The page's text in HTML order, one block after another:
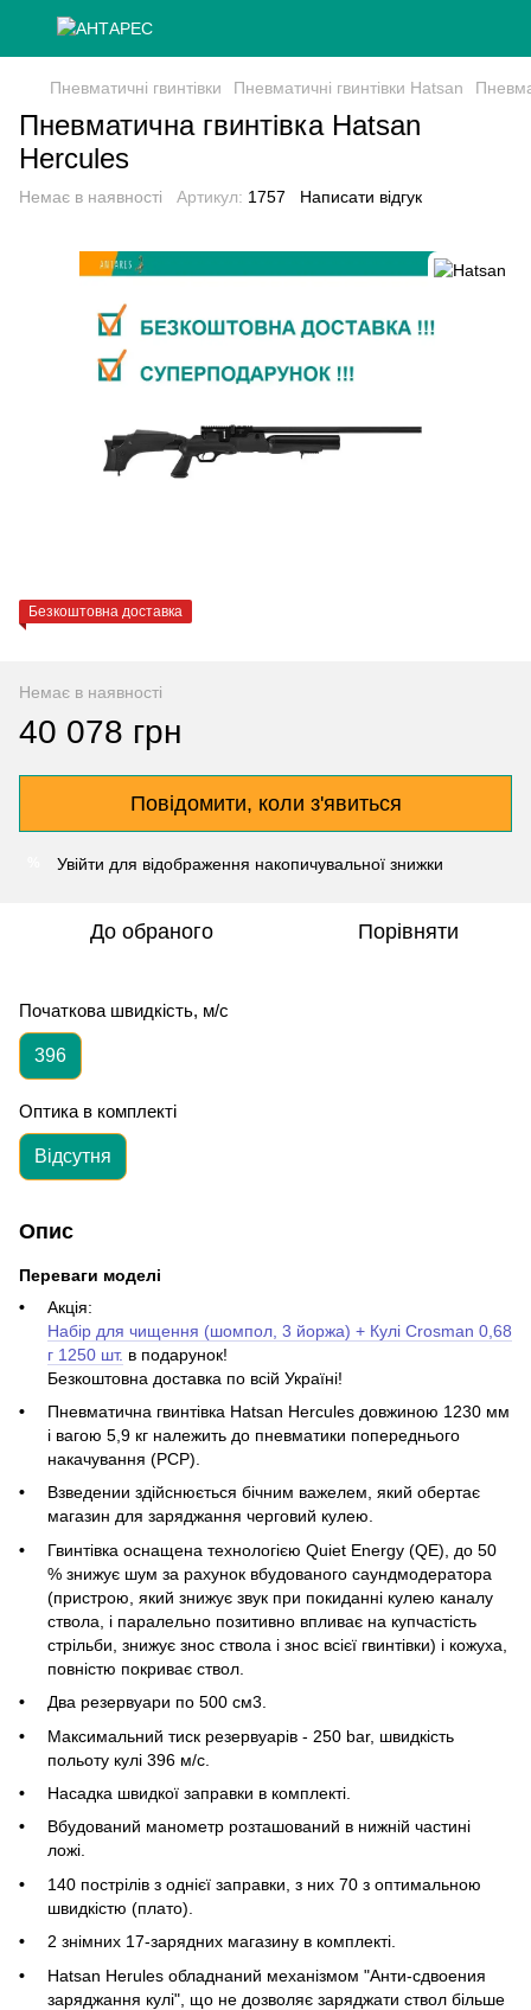
Пневматичні гвинтівки Пневматичні гвинтівки Hatsan
Пневматична гвинтівка Hatsan
Hercules
Немає в наявності Артикул: 1757 Написати відгук
Безкоштовна доставка
Немає в наявності
40 078 грн
Повідомити, коли з'явиться
Увійти для відображення накопичувальної знижки
До обраного Порівняти
Початкова швидкість, м/с
396
Оптика в комплекті
Відсутня
Опис
Переваги моделі
Акція:
Набір для чищення (шомпол, 3 йоржа) + Кулі Crosman 0,68
г 1250 шт. в подарунок!
Безкоштовна доставка по всій Україні!
Пневматична гвинтівка Hatsan Hercules довжиною 1230 мм
і вагою 5,9 кг належить до пневматики попереднього
накачування (PCP).
Взведении здійснюється бічним важелем, який обертає
магазин для заряджання черговий кулею.
Гвинтівка оснащена технологією Quiet Energy (QE), до 50
% знижує шум за рахунок вбудованого саундмодератора
(пристрою, який знижує звук при покиданні кулею каналу
ствола, і паралельно позитивно впливає на купчастість
стрільби, знижує знос ствола і знос всієї гвинтівки) і кожуха,
повністю покриває ствол.
Два резервуари по 500 см3.
Максимальний тиск резервуарів - 250 bar, швидкість
польоту кулі 396 м/с.
Насадка швидкої заправки в комплекті.
Вбудований манометр розташований в нижній частині
ложі.
140 пострілів з однієї заправки, з них 70 з оптимальною
швидкістю (плато).
2 знімних 17-зарядних магазину в комплекті.
Hatsan Herules обладнаний механізмом "Анти-сдвоения
заряджання кулі", що не дозволяє заряджати ствол більше